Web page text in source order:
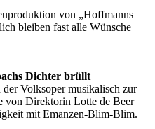
von „Hoffmanns
bleiben fast alle Wünsche
Dichter brüllt
Volksoper musikalisch zur
von Direktorin Lotte de Beer
mit Emanzen-Blim-Blim.